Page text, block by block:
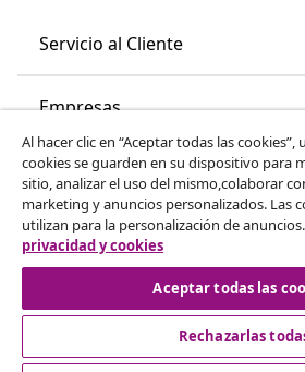
Servicio al Cliente
Empresas
vidaXL
Descubre mas
Al hacer clic en “Aceptar todas las cookies”,
cookies se guarden en su dispositivo para
sitio, analizar el uso del mismo,colaborar
marketing y anuncios personalizados. Las
utilizan para la personalización de anuncios.
privacidad y cookies
Aceptar todas las
Rechazarlas